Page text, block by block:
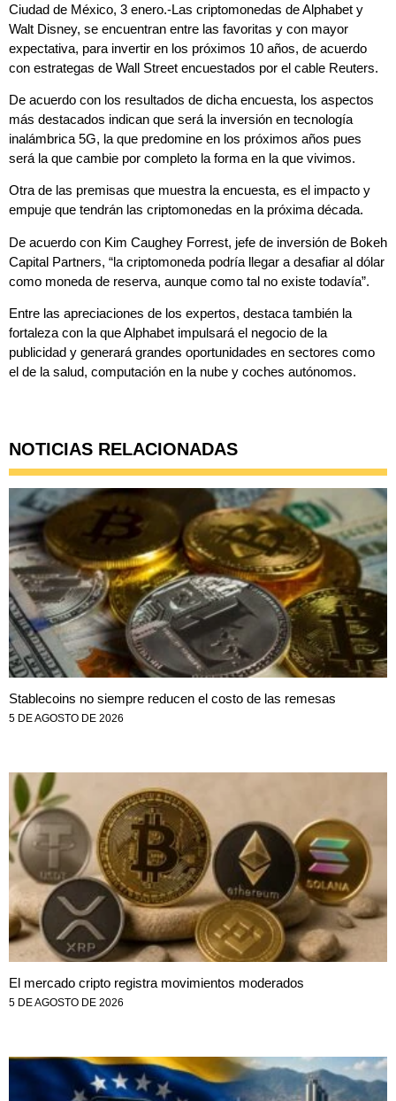
Ciudad de México, 3 enero.-Las criptomonedas de Alphabet y
Walt Disney, se encuentran entre las favoritas y con mayor
expectativa, para invertir en los próximos 10 años, de acuerdo
con estrategas de Wall Street encuestados por el cable Reuters.
De acuerdo con los resultados de dicha encuesta, los aspectos
más destacados indican que será la inversión en tecnología
inalámbrica 5G, la que predomine en los próximos años pues
será la que cambie por completo la forma en la que vivimos.
Otra de las premisas que muestra la encuesta, es el impacto y
empuje que tendrán las criptomonedas en la próxima década.
De acuerdo con Kim Caughey Forrest, jefe de inversión de Bokeh
Capital Partners, “la criptomoneda podría llegar a desafiar al dólar
como moneda de reserva, aunque como tal no existe todavía”.
Entre las apreciaciones de los expertos, destaca también la
fortaleza con la que Alphabet impulsará el negocio de la
publicidad y generará grandes oportunidades en sectores como
el de la salud, computación en la nube y coches autónomos.
NOTICIAS RELACIONADAS
Stablecoins no siempre reducen el costo de las remesas
5 DE AGOSTO DE 2026
El mercado cripto registra movimientos moderados
5 DE AGOSTO DE 2026